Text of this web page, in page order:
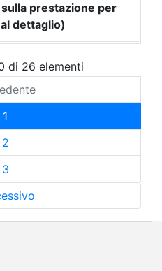
prestazione per
dettaglio)
di 26 elementi
1
2
3